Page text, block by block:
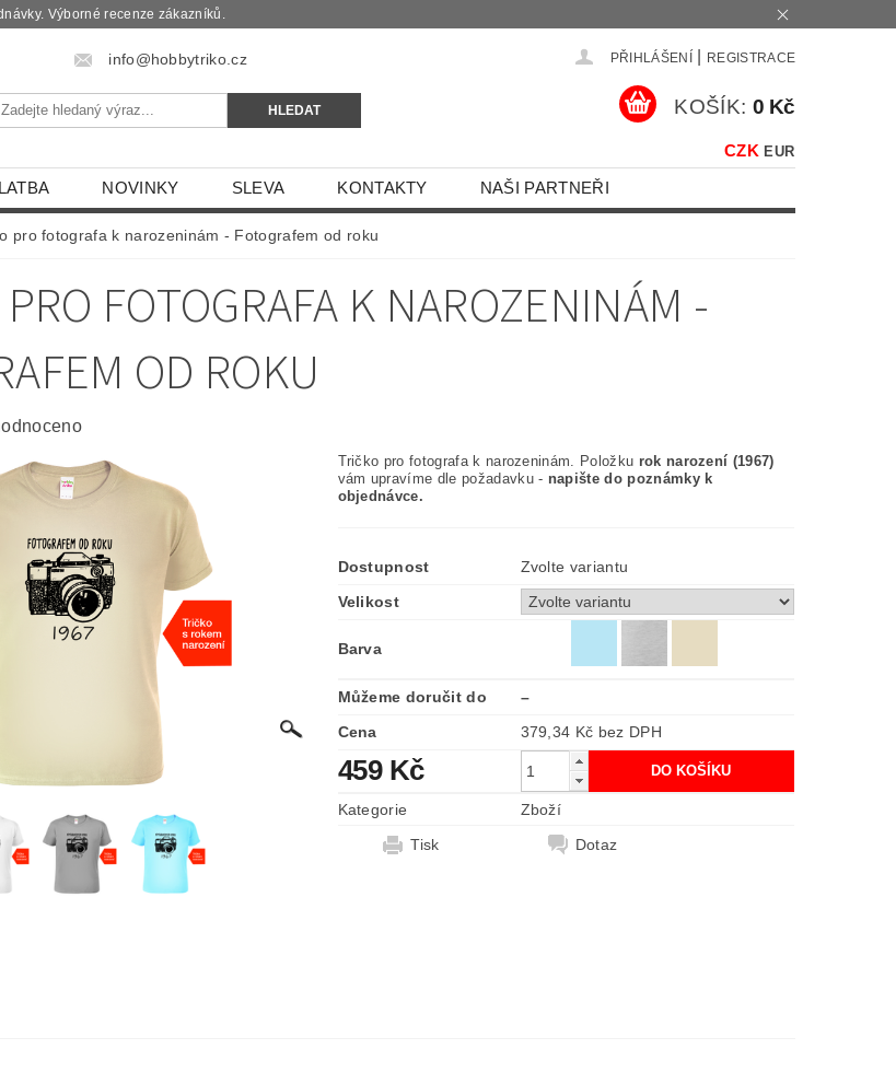
Výborné recenze zákazníků.
info@hobbytriko.cz PŘIHLÁŠENÍ REGISTRACE
CZK EUR
KOŠÍK: 0 Kč
NOVINKY SLEVA KONTAKTY NAŠI PARTNEŘI
pro fotografa k narozeninám - Fotografem od roku
FOTOGRAFA K NAROZENINÁM -
OD ROKU
Tričko pro fotografa k narozeninám. Položku rok narození (1967)
vám upravíme dle požadavku - napište do poznámky k
objednávce.
Dostupnost
Zvolte variantu
Velikost
Barva
Můžeme doručit do
–
Cena
379,34 Kč bez DPH
459 Kč
Kategorie
Zboží
Tisk
Dotaz